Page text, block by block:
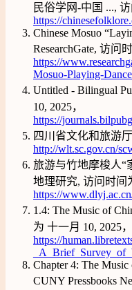
民俗学网-中国 ...,
https://
Chinese Mosuo
ResearchGate, 访问
https://
Mosuo-Playing-
Untitled - Bilingual
10, 2025，
https://
四川省文化和旅游
http://wlt.sc.gov.cn/
旅游与竹地摩梭人“
地理研究, 访问时间
https://
1.4: The Music of
为 十一月 10, 2025，
https://
Chapter 4: The
CUNY Pressbooks